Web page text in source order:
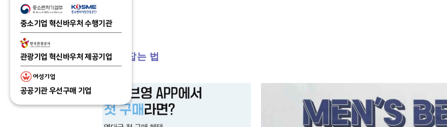
트렌드 유목민을 사로잡는 법
중소기업 혁신바우처 수행기관
관광기업 혁신바우처 제공기업
공공기관 우선구매 기업